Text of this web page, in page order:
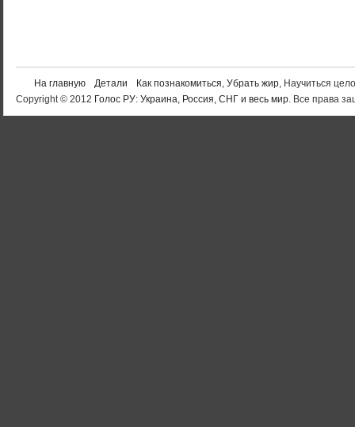
На главную Детали Как познакомиться, Убрать жир, Научиться
Copyright © 2012 Голос РУ: Украина, Россия, СНГ и весь мир. Все права